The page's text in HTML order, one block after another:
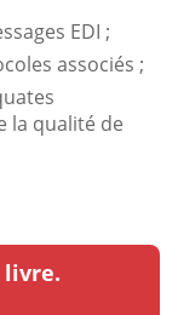
EDI ;
associés ;
la qualité de